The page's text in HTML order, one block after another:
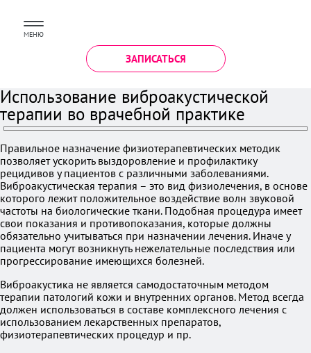
МЕНЮ
ЗАПИСАТЬСЯ
Использование виброакустической
терапии во врачебной практике
Правильное назначение физиотерапевтических методик
позволяет ускорить выздоровление и профилактику
рецидивов у пациентов с различными заболеваниями.
Виброакустическая терапия – это вид физиолечения, в основе
которого лежит положительное воздействие волн звуковой
частоты на биологические ткани. Подобная процедура имеет
свои показания и противопоказания, которые должны
обязательно учитываться при назначении лечения. Иначе у
пациента могут возникнуть нежелательные последствия или
прогрессирование имеющихся болезней.
Виброакустика не является самодостаточным методом
терапии патологий кожи и внутренних органов. Метод всегда
должен использоваться в составе комплексного лечения с
использованием лекарственных препаратов,
физиотерапевтических процедур и пр.